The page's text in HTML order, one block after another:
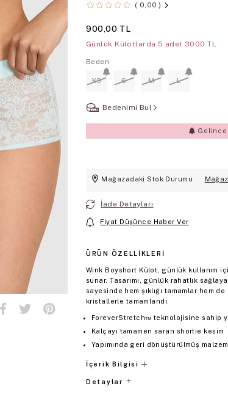
0,00
900,00 TL
Günlük Külotlarda 5 adet 3000 TL
Beden
XS S M L
Bedenimi Bul
Gelince
Mağazadaki Stok Durumu
İade Detayları
Fiyat Düşünce Haber Ver
ÜRÜN ÖZELLIKLERI
Wink Boyshort Külot, günlük kullanım
sunar. Tasarımı, günlük rahatlık
sayesinde hem şıklığı tamamlar hem
kristallerle tamamlandı.
ForeverStretch™ teknolojisine sahip
Kalçayı tamamen saran shortie kesim
Yapımında geri dönüştürülmüş
İçerik Bilgisi
Detaylar